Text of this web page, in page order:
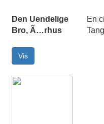
Den Uendelige
Bro, Ã…rhus
En